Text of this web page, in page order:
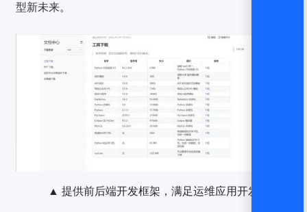
型新未来。
▲ 提供前后端开发框架，满足运维应用开发